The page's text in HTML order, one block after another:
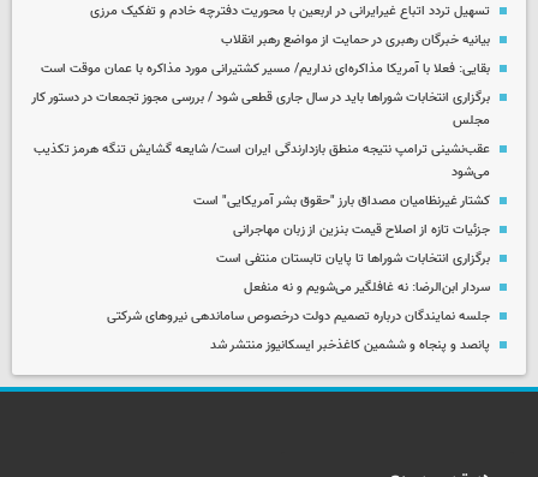
تسهیل تردد اتباع غیرایرانی در اربعین با محوریت دفترچه خادم و تفکیک مرزی
بیانیه خبرگان رهبری در حمایت از مواضع رهبر انقلاب
بقایی: فعلا با آمریکا مذاکره‌ای نداریم/ مسیر کشتیرانی مورد مذاکره با عمان موقت است
برگزاری انتخابات شوراها باید در سال جاری قطعی شود / بررسی مجوز تجمعات در دستور کار
مجلس
عقب‌نشینی ترامپ نتیجه منطق بازدارندگی ایران است/ شایعه گشایش تنگه هرمز تکذیب
می‌شود
کشتار غیرنظامیان مصداق بارز "حقوق بشر آمریکایی" است
جزئیات تازه از اصلاح قیمت بنزین از زبان مهاجرانی
برگزاری انتخابات شوراها تا پایان تابستان منتفی است
سردار ابن‌الرضا: نه غافلگیر می‌شویم و نه منفعل
جلسه نمایندگان درباره تصمیم دولت درخصوص ساماندهی نیروهای شرکتی
پانصد و پنجاه و ششمین کاغذخبر ایسکانیوز منتشر شد